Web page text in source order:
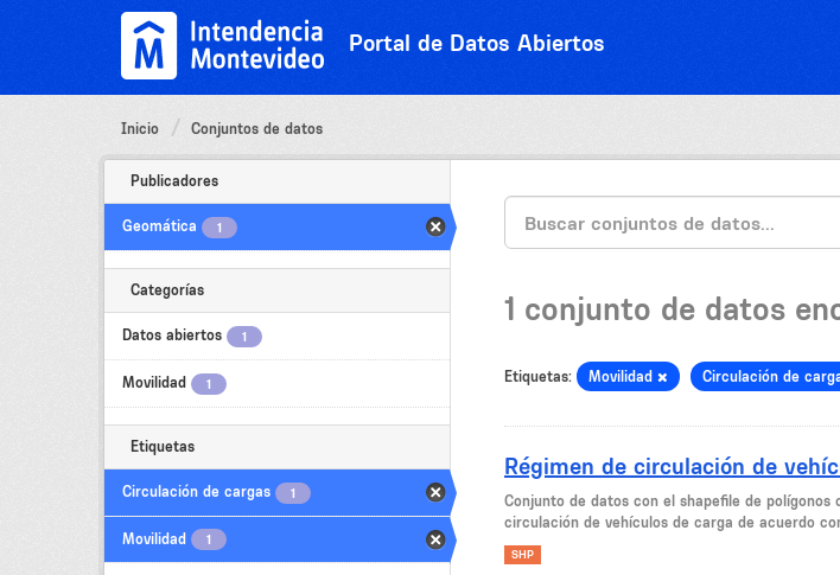
Portal de Datos Abiertos
Inicio Conjuntos de datos
Publicadores
Geomática 1
Categorías
Datos abiertos 1
Movilidad 1
Etiquetas
Circulación de cargas 1
Movilidad 1
1 conjunto de datos
Etiquetas: Movilidad Circulación de
Régimen de circulación de
Conjunto de datos con el shapefile de
circulación de vehículos de carga de acuerdo
SHP